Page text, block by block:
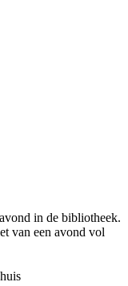
in de bibliotheek.
van een avond vol